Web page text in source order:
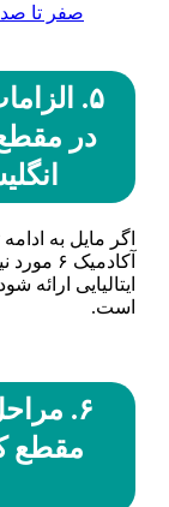
صفر تا صد
۵.
در
اگر مایل به
است.
۶.
مقطع